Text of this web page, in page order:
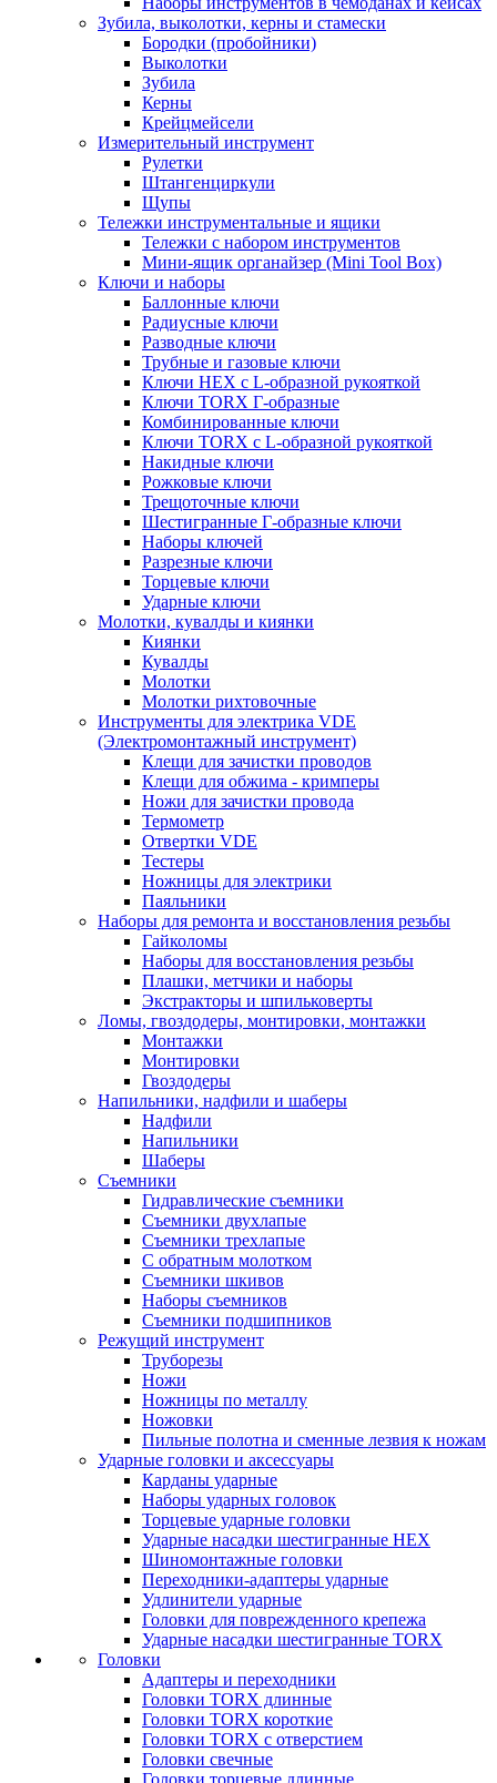
Зубила, выколотки, керны и стамески
Бородки (пробойники)
Выколотки
Зубила
Керны
Крейцмейсели
Измерительный инструмент
Рулетки
Штангенциркули
Щупы
Тележки инструментальные и ящики
Тележки с набором инструментов
Мини-ящик органайзер (Mini Tool Box)
Ключи и наборы
Баллонные ключи
Радиусные ключи
Разводные ключи
Трубные и газовые ключи
Ключи HEX с L-образной рукояткой
Ключи TORX Г-образные
Комбинированные ключи
Ключи TORX с L-образной рукояткой
Накидные ключи
Рожковые ключи
Трещоточные ключи
Шестигранные Г-образные ключи
Наборы ключей
Разрезные ключи
Торцевые ключи
Ударные ключи
Молотки, кувалды и киянки
Киянки
Кувалды
Молотки
Молотки рихтовочные
Инструменты для электрика VDE
(Электромонтажный инструмент)
Клещи для зачистки проводов
Клещи для обжима - кримперы
Ножи для зачистки провода
Термометр
Отвертки VDE
Тестеры
Ножницы для электрики
Паяльники
Наборы для ремонта и восстановления резьбы
Гайколомы
Наборы для восстановления резьбы
Плашки, метчики и наборы
Экстракторы и шпильковерты
Ломы, гвоздодеры, монтировки, монтажки
Монтажки
Монтировки
Гвоздодеры
Напильники, надфили и шаберы
Надфили
Напильники
Шаберы
Съемники
Гидравлические съемники
Съемники двухлапые
Съемники трехлапые
С обратным молотком
Съемники шкивов
Наборы съемников
Съемники подшипников
Режущий инструмент
Труборезы
Ножи
Ножницы по металлу
Ножовки
Пильные полотна и сменные лезвия к ножам
Ударные головки и аксессуары
Карданы ударные
Наборы ударных головок
Торцевые ударные головки
Ударные насадки шестигранные HEX
Шиномонтажные головки
Переходники-адаптеры ударные
Удлинители ударные
Головки для поврежденного крепежа
Ударные насадки шестигранные TORX
Головки
Адаптеры и переходники
Головки TORX длинные
Головки TORX короткие
Головки TORX с отверстием
Головки свечные
Головки торцевые длинные